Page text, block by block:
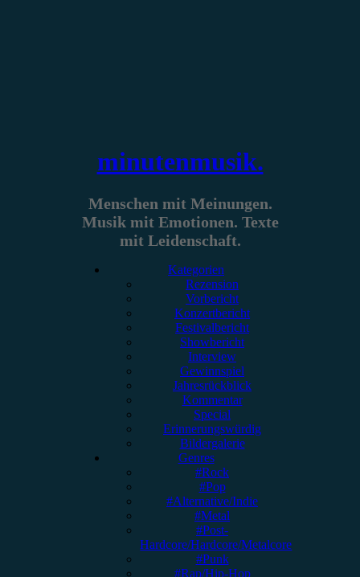
minutenmusik.
Menschen mit Meinungen.
Musik mit Emotionen. Texte
mit Leidenschaft.
Kategorien
Rezension
Vorbericht
Konzertbericht
Festivalbericht
Showbericht
Interview
Gewinnspiel
Jahresrückblick
Kommentar
Special
Erinnerungswürdig
Bildergalerie
Genres
#Rock
#Pop
#Alternative/Indie
#Metal
#Post-
Hardcore/Hardcore/Metalcore
#Punk
#Rap/Hip-Hop